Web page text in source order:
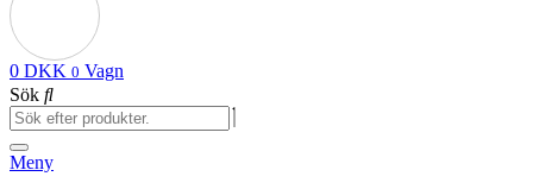
0 DKK 0 Vagn
Sök
Meny